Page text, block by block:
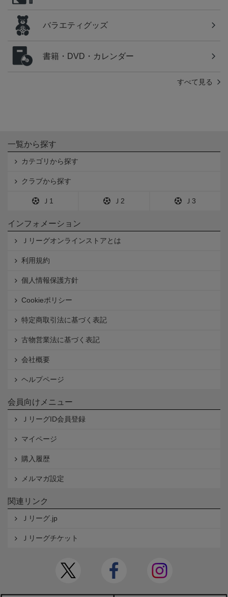
バラエティグッズ
書籍・DVD・カレンダー
すべて見る
一覧から探す
カテゴリから探す
クラブから探す
Ｊ1 Ｊ2 Ｊ3
インフォメーション
Ｊリーグオンラインストアとは
利用規約
個人情報保護方針
Cookieポリシー
特定商取引法に基づく表記
古物営業法に基づく表記
会社概要
ヘルプページ
会員向けメニュー
ＪリーグID会員登録
マイページ
購入履歴
メルマガ設定
関連リンク
Ｊリーグ.jp
Ｊリーグチケット